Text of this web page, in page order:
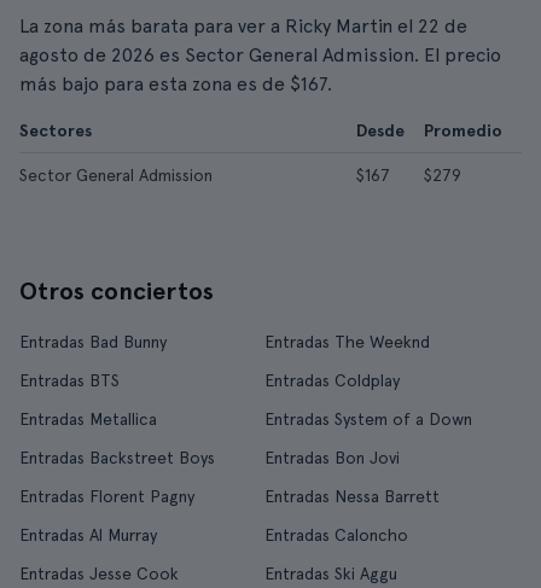
La zona más barata para ver a Ricky Martin el 22 de
agosto de 2026 es Sector General Admission. El precio
más bajo para esta zona es de $167.
Sectores Desde Promedio
Sector General Admission $167 $279
Otros conciertos
Entradas Bad Bunny
Entradas The Weeknd
Entradas BTS
Entradas Coldplay
Entradas Metallica
Entradas System of a Down
Entradas Backstreet Boys
Entradas Bon Jovi
Entradas Florent Pagny
Entradas Nessa Barrett
Entradas Al Murray
Entradas Caloncho
Entradas Jesse Cook
Entradas Ski Aggu